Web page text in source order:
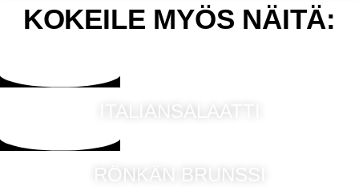
KOKEILE MYÖS NÄITÄ:
ITALIANSALAATTI
RÖNKÄN BRUNSSI